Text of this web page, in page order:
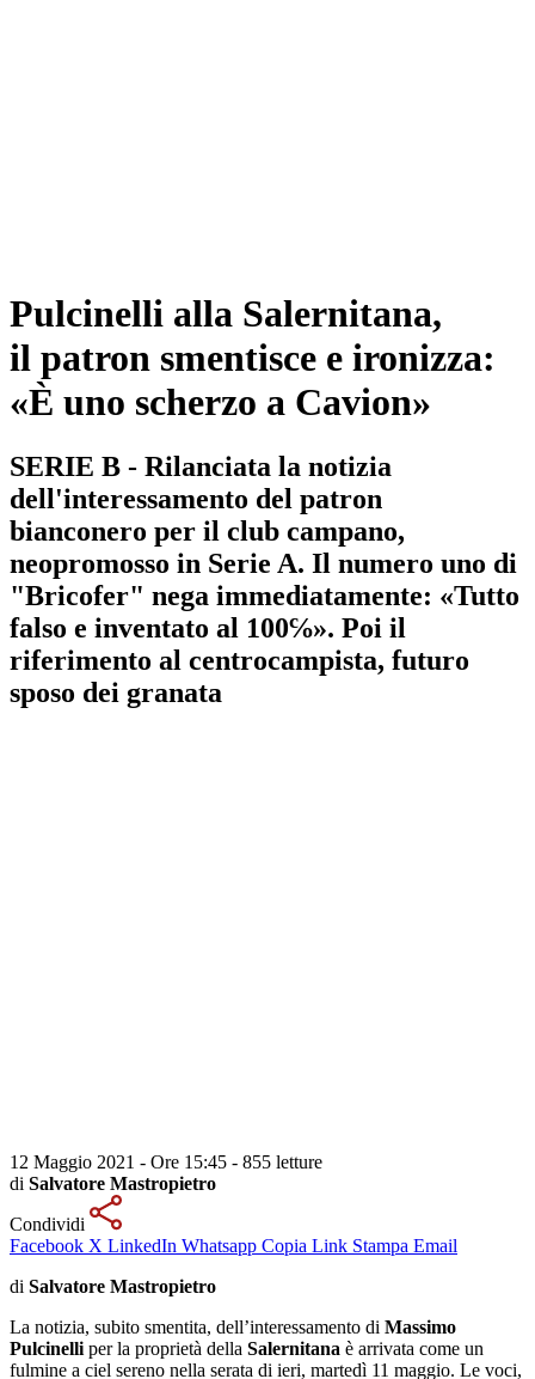
Pulcinelli alla Salernitana,
il patron smentisce e ironizza:
«È uno scherzo a Cavion»
SERIE B - Rilanciata la notizia
dell'interessamento del patron
bianconero per il club campano,
neopromosso in Serie A. Il numero uno di
"Bricofer" nega immediatamente: «Tutto
falso e inventato al 100℅». Poi il
riferimento al centrocampista, futuro
sposo dei granata
12 Maggio 2021 - Ore 15:45 - 855 letture
di Salvatore Mastropietro
Condividi
Facebook X LinkedIn Whatsapp Copia Link Stampa Email
di Salvatore Mastropietro
La notizia, subito smentita, dell’interessamento di Massimo
Pulcinelli per la proprietà della Salernitana è arrivata come un
fulmine a ciel sereno nella serata di ieri, martedì 11 maggio. Le voci,